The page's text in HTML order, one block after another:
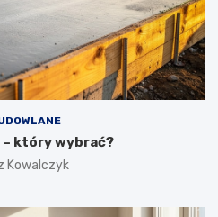
który wybrać?
Kowalczyk